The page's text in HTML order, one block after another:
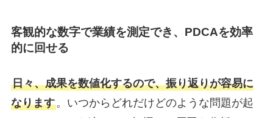
客観的な数字で業績を測定でき、PDCAを効率
的に回せる
日々、成果を数値化するので、振り返りが容易に
なります。いつからどれだけどのような問題が起